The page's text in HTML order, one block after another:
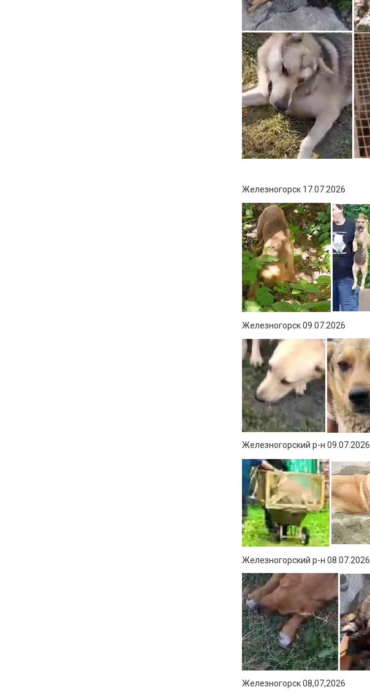
Железногорск 17.07.2026
Железногорск 09.07.2026
Железногорский р-н 09.07.2026
Железногорский р-н 08.07.2026
Железногорск 08,07,2026